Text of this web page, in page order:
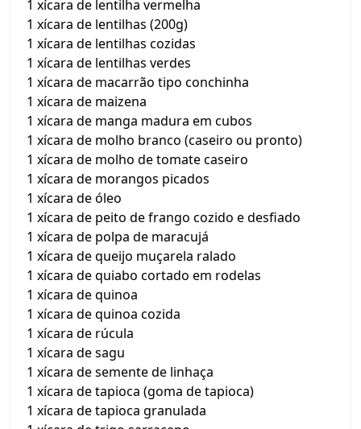
1 xícara de lentilha vermelha
1 xícara de lentilhas (200g)
1 xícara de lentilhas cozidas
1 xícara de lentilhas verdes
1 xícara de macarrão tipo conchinha
1 xícara de maizena
1 xícara de manga madura em cubos
1 xícara de molho branco (caseiro ou pronto)
1 xícara de molho de tomate caseiro
1 xícara de morangos picados
1 xícara de óleo
1 xícara de peito de frango cozido e desfiado
1 xícara de polpa de maracujá
1 xícara de queijo muçarela ralado
1 xícara de quiabo cortado em rodelas
1 xícara de quinoa
1 xícara de quinoa cozida
1 xícara de rúcula
1 xícara de sagu
1 xícara de semente de linhaça
1 xícara de tapioca (goma de tapioca)
1 xícara de tapioca granulada